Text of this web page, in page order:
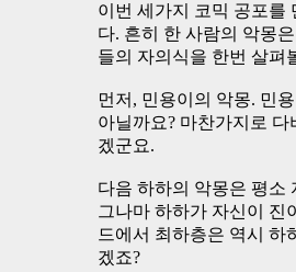
이번 세가지 코믹 공포를
다. 흔히 한 사람의 악몽
들의 자의식을 한번 살펴
먼저, 민용이의 악몽. 민
아닐까요? 마찬가지로
겠군요.
다음 하하의 악몽은 평소
그나마 하하가 자신이 진
드에서 최하층은 역시 하
겠죠?